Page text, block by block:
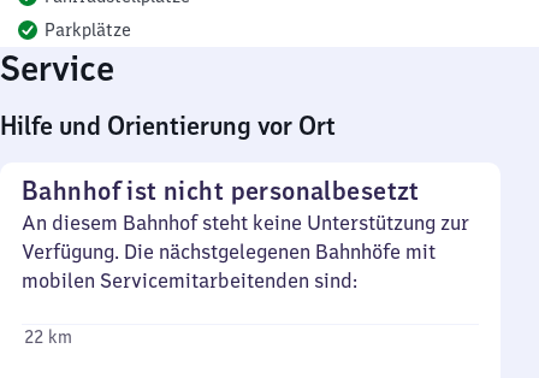
Parkplätze
Service
Hilfe und Orientierung vor Ort
Bahnhof ist nicht personalbesetzt
An diesem Bahnhof steht keine Unterstützung zur
Verfügung. Die nächstgelegenen Bahnhöfe mit
mobilen Servicemitarbeitenden sind:
22 km